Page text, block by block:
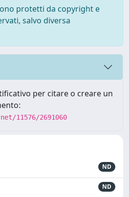
protetti da copyright e
salvo diversa
per citare o creare un
11576/2691060
ND
ND